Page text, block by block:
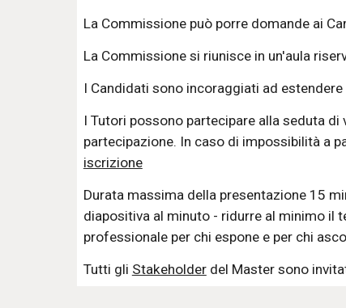
La Commissione può porre domande ai C
La Commissione si riunisce in un'aula
I Candidati sono incoraggiati ad
I Tutori possono partecipare alla seduta di
partecipazione. In caso di impossibilità a
iscrizione
Durata massima della presentazione 15
diapositiva al minuto - ridurre al minimo
professionale per chi espone e per chi
Tutti gli Stakeholder del Master sono